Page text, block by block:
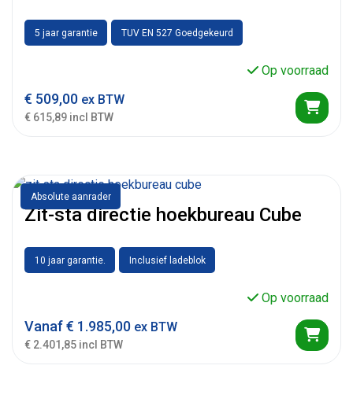
5 jaar garantie TUV EN 527 Goedgekeurd
Op voorraad
€ 509,00 ex BTW
€ 615,89 incl BTW
Absolute aanrader
Zit-sta directie hoekbureau Cube
10 jaar garantie. Inclusief ladeblok
Op voorraad
Vanaf€ 1.985,00 ex BTW
€ 2.401,85 incl BTW